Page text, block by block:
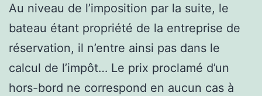
Au niveau de l’imposition par la suite, le
bateau étant propriété de la entreprise de
réservation, il n’entre ainsi pas dans le
calcul de l’impôt… Le prix proclamé d’un
hors-bord ne correspond en aucun cas à